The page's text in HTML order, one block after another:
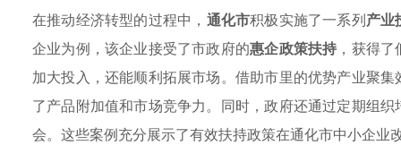
在推动经济转型的过程中， 通化市积极实施了一系列产业
企业为例，该企业接受了市政府的惠企政策扶持 ，获得
加大投入，还能顺利拓展市场。借助市里的优势产业聚
了产品附加值和市场竞争力。同时，政府还通过定期组
会。这些案例充分展示了有效扶持政策在通化市中小企业